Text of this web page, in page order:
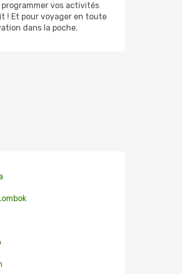
vos activités
! Et pour voyager en toute
dans la poche.